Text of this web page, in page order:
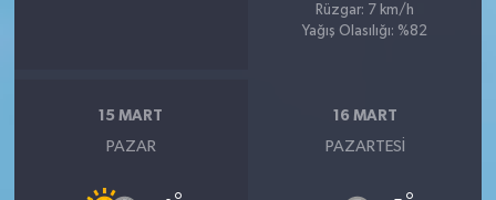
Rüzgar: 7 km/h
Yağış Olasılığı: %82
15 MART
PAZAR
16 MART
PAZARTESI